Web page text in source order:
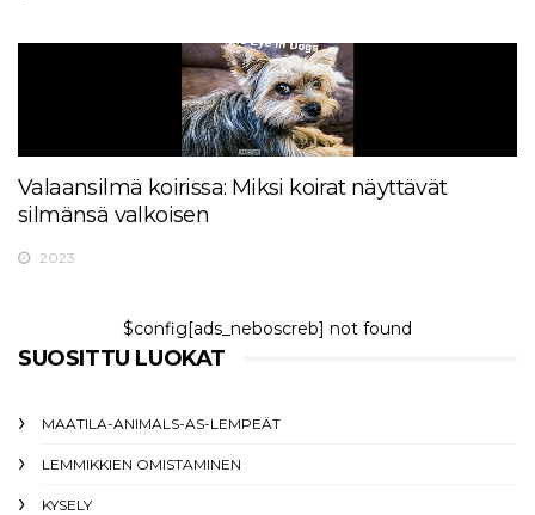
Valaansilmä koirissa: Miksi koirat näyttävät
silmänsä valkoisen
2023
$config[ads_neboscreb] not found
SUOSITTU LUOKAT
MAATILA-ANIMALS-AS-LEMPEÄT
LEMMIKKIEN OMISTAMINEN
KYSELY